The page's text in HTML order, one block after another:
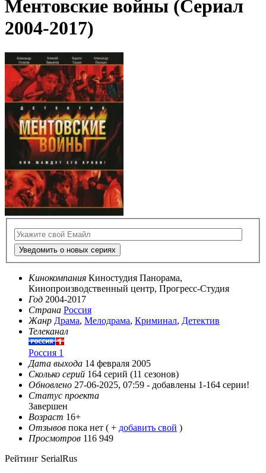
Ментовские войны (Сериал
2004-2017)
Уведомить о новых сериях
Кинокомпания Киностудия Панорама,
Кинопроизводственный центр, Прогресс-Студия
Год 2004-2017
Страна Россия
Жанр Драма, Мелодрама, Криминал, Детектив
Телеканал
Россия 1
Дата выхода 14 февраля 2005
Сколько серий 164 серий (11 сезонов)
Обновлено 27-06-2025, 07:59 - добавлены 1-164 серии!
Статус проекта
Завершен
Возраст 16+
Отзывов пока нет ( + добавить свой )
Просмотров 116 949
Рейтинг SerialRus